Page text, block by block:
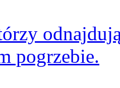
pogrzebie.